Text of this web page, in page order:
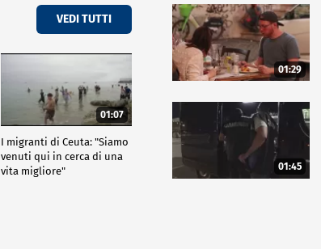
VEDI TUTTI
01:07
I migranti di Ceuta: "Siamo
venuti qui in cerca di una
vita migliore"
01:29
01:45